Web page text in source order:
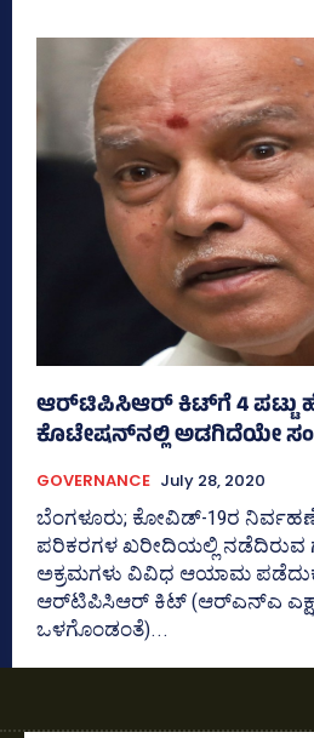
ಆರ್‌ಟಿಪಿಸಿಆರ್‌ ಕಿಟ್‌ಗೆ 4 ಪಟ್ಟು
ಕೊಟೇಷನ್‌ನಲ್ಲಿ ಅಡಗಿದೆಯೇ
GOVERNANCE July 28, 2020
ಬೆಂಗಳೂರು; ಕೋವಿಡ್‌-19ರ
ಪರಿಕರಗಳ ಖರೀದಿಯಲ್ಲಿ ನಡೆದಿರುವ
ಅಕ್ರಮಗಳು ವಿವಿಧ ಆಯಾಮ
ಆರ್‌ಟಿಪಿಸಿಆರ್‌ ಕಿಟ್‌ (ಆರ್‌ಎನ್‌ಎ
ಒಳಗೊಂಡಂತೆ)...